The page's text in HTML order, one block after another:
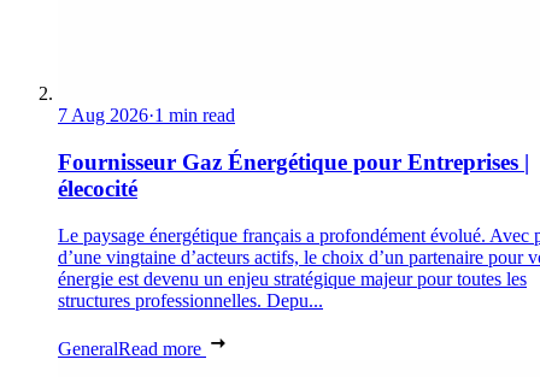
7 Aug 2026·1 min read
Fournisseur Gaz Énergétique pour Entreprises |
élecocité
Le paysage énergétique français a profondément évolué. Avec
d’une vingtaine d’acteurs actifs, le choix d’un partenaire pour
énergie est devenu un enjeu stratégique majeur pour toutes les
structures professionnelles. Depu...
GeneralRead more